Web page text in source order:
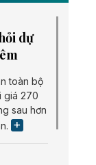
dự
toàn bộ
giá 270
sau hơn